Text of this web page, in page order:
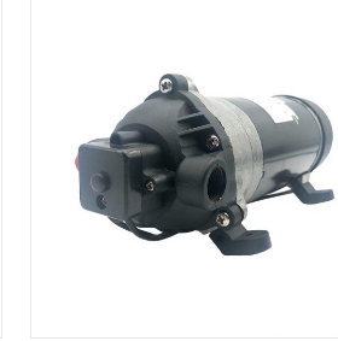
localisées ou diffuses supérieures et une
commodité de connexion rapide.